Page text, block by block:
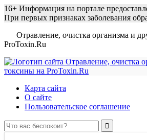
16+ Информация на портале
При первых признаках заболевания
Отравление, очистка организма и
ProToxin.Ru
Карта сайта
О сайте
Пользовательское соглашение